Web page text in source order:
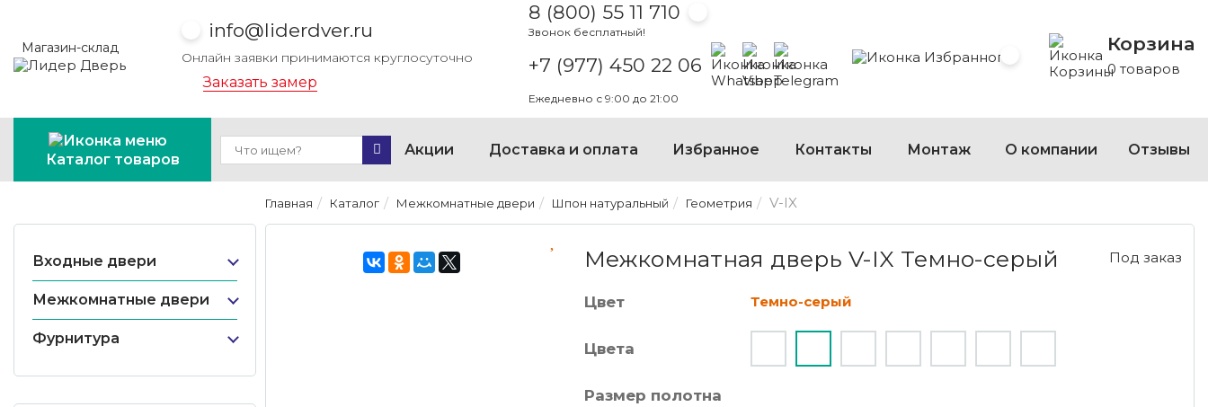
Магазин-склад
info@liderdver.ru
Онлайн заявки принимаются круглосуточно
Заказать замер
8 (800) 55 11 710
Звонок бесплатный!
+7 (977) 450 22 06
Написать на Whatsapp
Написать на Viber
Написать на Telegram
Ежедневно с 9:00 до 21:00
Избранное Корзина
0 товаров
Каталог товаров
Акции Доставка и оплата Избранное Контакты Монтаж О компании Отзывы
Входные двери
Межкомнатные двери
Фурнитура
Главная Каталог Межкомнатные двери Шпон натуральный Геометрия V-IX
Межкомнатная дверь V-IX Темно-серый Под заказ
Цвет Темно-серый
Цвета
Размер полотна